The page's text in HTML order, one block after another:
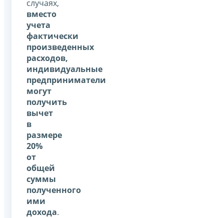
случаях,
вместо
учета
фактически
произведенных
расходов,
индивидуальные
предприниматели
могут
получить
вычет
в
размере
20%
от
общей
суммы
полученного
ими
дохода.